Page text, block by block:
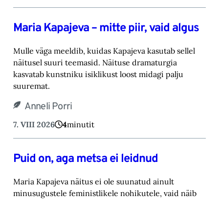
Maria Kapajeva – mitte piir, vaid algus
Mulle väga meeldib, kuidas Kapajeva kasutab sellel
näitusel suuri teemasid. Näituse drama‎turgia
kasvatab kunstniku isiklikust loost midagi palju
suuremat.‎
Anneli Porri
7. VIII 2026 4minutit
Puid on, aga metsa ei leidnud
Maria Kapajeva näitus ei ole suunatud ainult
minusugustele feministlikele nohikutele, vaid ‎näib